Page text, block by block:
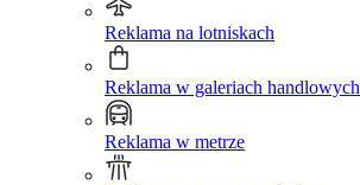
Reklama na lotniskach
Reklama w galeriach handlowych
Reklama w metrze